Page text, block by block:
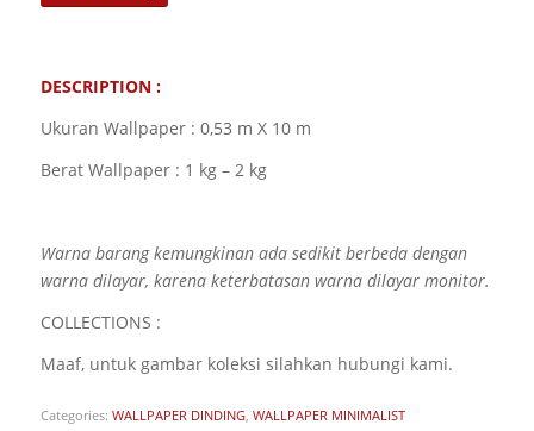
DESCRIPTION :
Ukuran Wallpaper : 0,53 m X 10 m
Berat Wallpaper : 1 kg – 2 kg
Warna barang kemungkinan ada sedikit berbeda dengan
warna dilayar, karena keterbatasan warna dilayar monitor.
COLLECTIONS :
Maaf, untuk gambar koleksi silahkan hubungi kami.
Categories: WALLPAPER DINDING, WALLPAPER MINIMALIST